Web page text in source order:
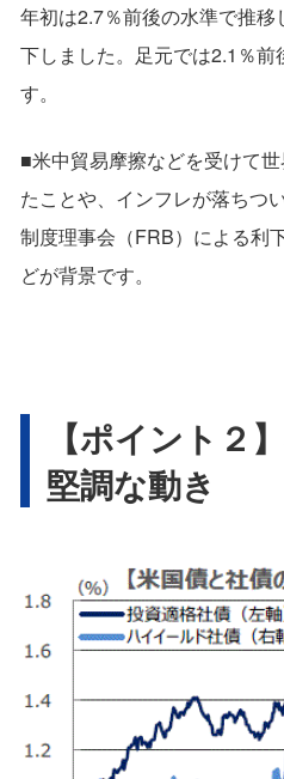
年初は2.7％前後の水準で推
下しました。足元では2.1％前
す。
■米中貿易摩擦などを受けて
たことや、インフレが落ちつ
制度理事会（FRB）による利
どが背景です。
【ポイント２
堅調な動き